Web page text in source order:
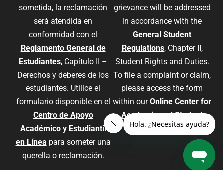
sometida, la reclamación
será atendida en
conformidad con el
Reglamento General de
Estudiantes, Capítulo II –
Derechos y deberes de los
estudiantes. Utilice el
formulario disponible en el
Centro de Apoyo
Académico y Estudiantil
en Línea para someter una
querella o reclamación.
grievance will be addressed
in accordance with the
General Student
Regulations, Chapter II,
Student Rights and Duties.
To file a complaint or claim,
please access the form
within ourOnline Center for
Academic and Student
Support.